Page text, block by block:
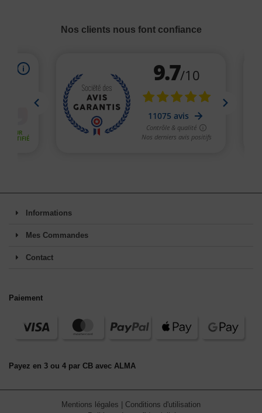
Nos clients nous font confiance
Informations
Mes Commandes
Contact
Paiement
Payez en 3 ou 4 par CB avec ALMA
Mentions légales
Conditions d'utilisation